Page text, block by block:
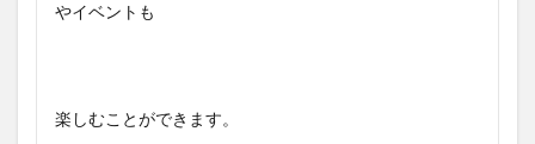
やイベントも
楽しむことができます。